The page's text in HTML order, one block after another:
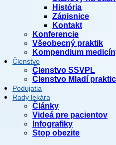
História
Zápisnice
Kontakt
Konferencie
Všeobecný praktik
Kompendium
Členstvo
Členstvo SSVPL
Členstvo Mladí
Podujatia
Rady lekára
Články
Videá pre pacientov
Infografiky
Stop obezite